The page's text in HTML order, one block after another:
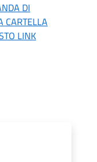
DI
CARTELLA
LINK